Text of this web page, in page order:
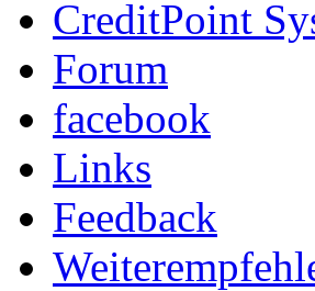
CreditPoint
Forum
facebook
Links
Feedback